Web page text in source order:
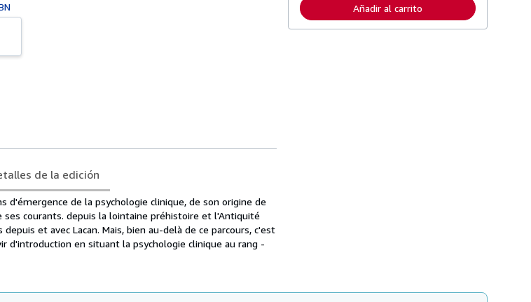
de la edición
d'émergence de la psychologie clinique, de son origine de
courants. depuis la lointaine préhistoire et l'Antiquité
et avec Lacan. Mais, bien au-delà de ce parcours, c'est
d'introduction en situant la psychologie clinique au rang -
f
o
r
n
Añadir al carrito